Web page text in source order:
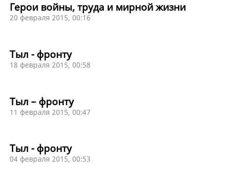
Герои войны, труда и мирной жизни
20 февраля 2015, 00:16
Тыл - фронту
18 февраля 2015, 00:58
Тыл – фронту
11 февраля 2015, 00:47
Тыл - фронту
04 февраля 2015, 00:53